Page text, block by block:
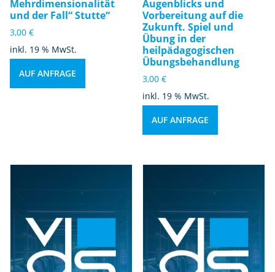
Mehrdimensionalität
und der Fall“ Stutte“
3,00 €
inkl. 19 % MwSt.
AUF ANFRAGE
Augenblicks und
Vorbereitung auf die
Zukunft. Spiel und
Übung in der
heilpädagogischen
Übungsbehandlung
3,00€
inkl. 19 % MwSt.
AUF ANFRAGE